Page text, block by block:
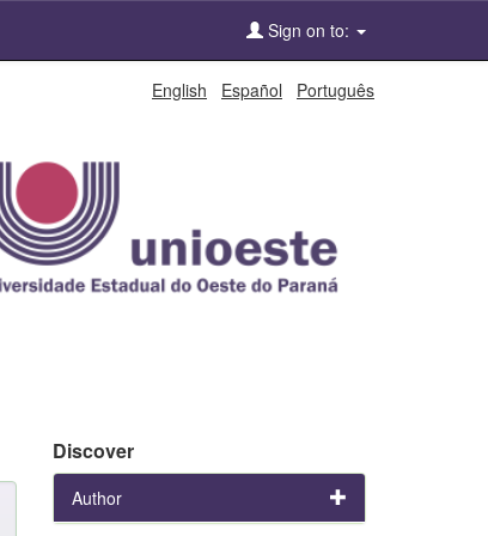
Sign on to:
English Español Português
Discover
Author